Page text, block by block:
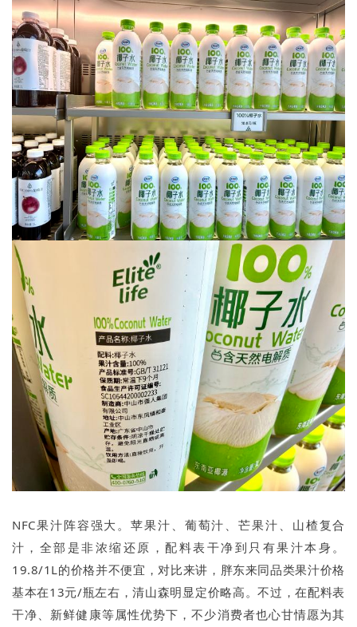
NFC果汁阵容强大。苹果汁、葡萄汁、芒果汁、山楂复合
汁，全部是非浓缩还原，配料表干净到只有果汁本身。
19.8/1L的价格并不便宜，对比来讲，胖东来同品类果汁价格
基本在13元/瓶左右，清山森明显定价略高。不过，在配料表
干净、新鲜健康等属性优势下，不少消费者也心甘情愿为其